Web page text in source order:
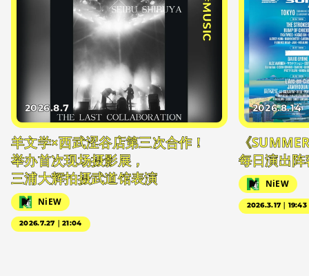
#MUSIC
2026.8.7
羊文学×西武涩谷店第三次合作！
举办首次现场摄影展，
三浦大辉拍摄武道馆表演
NiEW
2026.7.27｜21:04
2026.8.14
《
每日演出阵
NiEW
2026.3.17｜19:43